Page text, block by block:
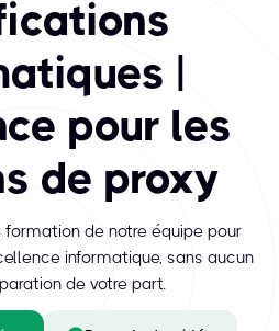
|
pour les
de proxy
de notre équipe pour
informatique, sans aucun
de votre part.